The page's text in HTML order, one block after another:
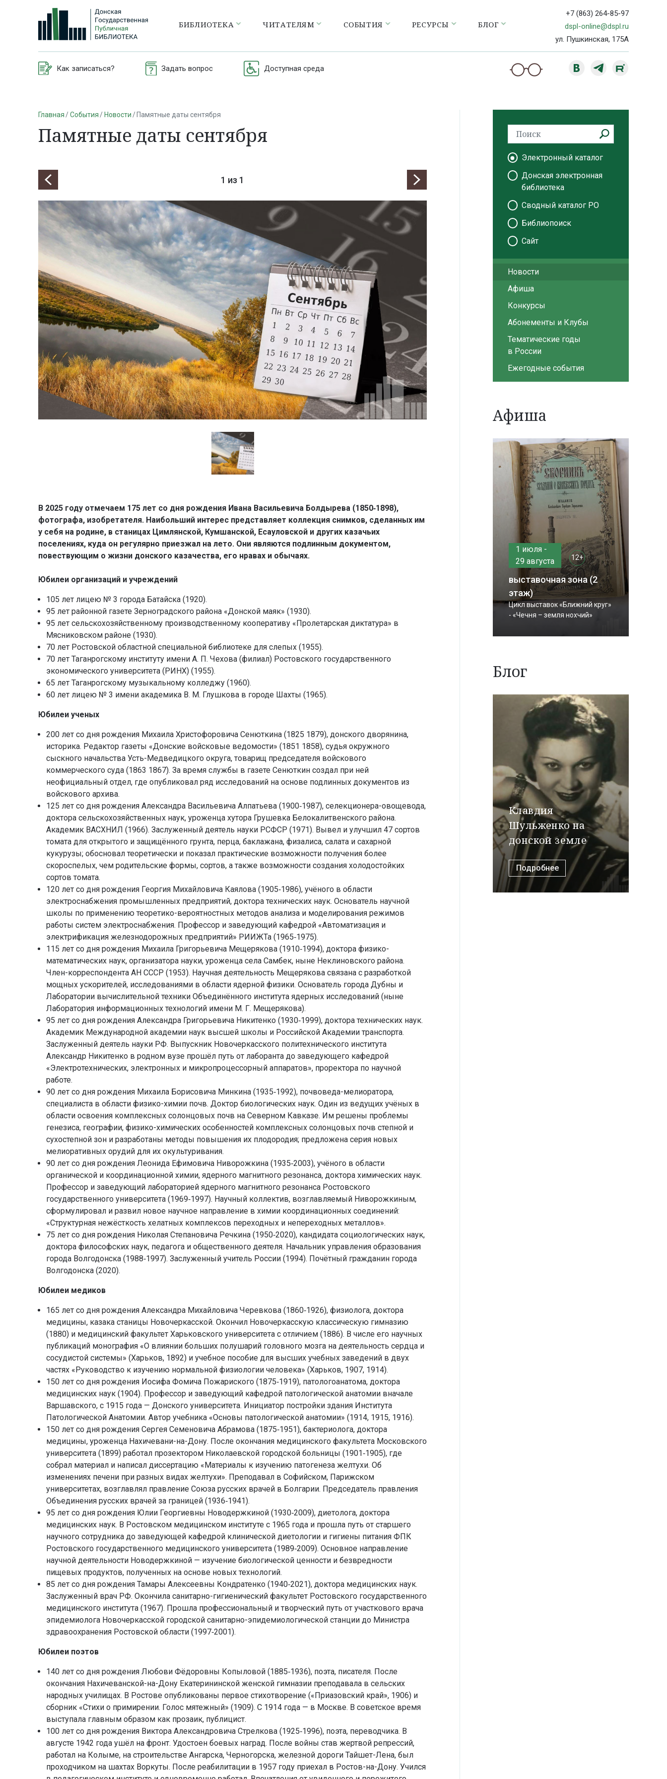
БИБЛИОТЕКА ЧИТАТЕЛЯМ СОБЫТИЯ РЕСУРСЫ БЛОГ
+7 (863) 264-85-97
dspl-online@dspl.ru
ул. Пушкинская, 175А
Как записаться? Задать вопрос Доступная среда
Главная События Новости Памятные даты сентября
Памятные даты сентября
1 из 1
В 2025 году отмечаем 175 лет со дня рождения Ивана Васильевича Болдырева (1850‑1898),
фотографа, изобретателя. Наибольший интерес представляет коллекция снимков, сделанных им
у себя на родине, в станицах Цимлянской, Кумшанской, Есауловской и других казачьих
поселениях, куда он регулярно приезжал на лето. Они являются подлинным документом,
повествующим о жизни донского казачества, его нравах и обычаях.
Юбилеи организаций и учреждений
105 лет лицею № 3 города Батайска (1920).
95 лет районной газете Зерноградского района «Донской маяк» (1930).
95 лет сельскохозяйственному производственному кооперативу «Пролетарская диктатура» в
Мясниковском районе (1930).
70 лет Ростовской областной специальной библиотеке для слепых (1955).
70 лет Таганрогскому институту имени А. П. Чехова (филиал) Ростовского государственного
экономического университета (РИНХ) (1955).
65 лет Таганрогскому музыкальному колледжу (1960).
60 лет лицею № 3 имени академика В. М. Глушкова в городе Шахты (1965).
Юбилеи ученых
200 лет со дня рождения Михаила Христофоровича Сенюткина (1825 1879), донского дворянина,
историка. Редактор газеты «Донские войсковые ведомости» (1851 1858), судья окружного
сыскного начальства Усть-Медведицкого округа, товарищ председателя войскового
коммерческого суда (1863 1867). За время службы в газете Сенюткин создал при ней
неофициальный отдел, где опубликовал ряд исследований на основе подлинных документов из
войскового архива.
125 лет со дня рождения Александра Васильевича Алпатьева (1900‑1987), селекционера-овощевода,
доктора сельскохозяйственных наук, уроженца хутора Грушевка Белокалитвенского района.
Академик ВАСХНИЛ (1966). Заслуженный деятель науки РСФСР (1971). Вывел и улучшил 47 сортов
томата для открытого и защищённого грунта, перца, баклажана, физалиса, салата и сахарной
кукурузы; обосновал теоретически и показал практические возможности получения более
скороспелых, чем родительские формы, сортов, а также возможности создания холодостойких
сортов томата.
120 лет со дня рождения Георгия Михайловича Каялова (1905‑1986), учёного в области
электроснабжения промышленных предприятий, доктора технических наук. Основатель научной
школы по применению теоретико-вероятностных методов анализа и моделирования режимов
работы систем электроснабжения. Профессор и заведующий кафедрой «Автоматизация и
электрификация железнодорожных предприятий» РИИЖТа (1965‑1975).
115 лет со дня рождения Михаила Григорьевича Мещерякова (1910‑1994), доктора физико-
математических наук, организатора науки, уроженца села Самбек, ныне Неклиновского района.
Член-корреспондента АН СССР (1953). Научная деятельность Мещерякова связана с разработкой
мощных ускорителей, исследованиями в области ядерной физики. Основатель города Дубны и
Лаборатории вычислительной техники Объединённого института ядерных исследований (ныне
Лаборатория информационных технологий имени М. Г. Мещерякова).
95 лет со дня рождения Александра Григорьевича Никитенко (1930‑1999), доктора технических наук.
Академик Международной академии наук высшей школы и Российской Академии транспорта.
Заслуженный деятель науки РФ. Выпускник Новочеркасского политехнического института
Александр Никитенко в родном вузе прошёл путь от лаборанта до заведующего кафедрой
«Электротехнических, электронных и микропроцессорный аппаратов», проректора по научной
работе.
90 лет со дня рождения Михаила Борисовича Минкина (1935‑1992), почвоведа-мелиоратора,
специалиста в области физико-химии почв. Доктор биологических наук. Один из ведущих учёных в
области освоения комплексных солонцовых почв на Северном Кавказе. Им решены проблемы
генезиса, географии, физико-химических особенностей комплексных солонцовых почв степной и
сухостепной зон и разработаны методы повышения их плодородия; предложена серия новых
мелиоративных орудий для их окультуривания.
90 лет со дня рождения Леонида Ефимовича Ниворожкина (1935‑2003), учёного в области
органической и координационной химии, ядерного магнитного резонанса, доктора химических наук.
Профессор и заведующий лабораторией ядерного магнитного резонанса Ростовского
государственного университета (1969‑1997). Научный коллектив, возглавляемый Ниворожкиным,
сформулировал и развил новое научное направление в химии координационных соединений:
«Структурная нежёсткость хелатных комплексов переходных и непереходных металлов».
75 лет со дня рождения Николая Степановича Речкина (1950‑2020), кандидата социологических наук,
доктора философских наук, педагога и общественного деятеля. Начальник управления образования
города Волгодонска (1988‑1997). Заслуженный учитель России (1994). Почётный гражданин города
Волгодонска (2020).
Юбилеи медиков
165 лет со дня рождения Александра Михайловича Черевкова (1860‑1926), физиолога, доктора
медицины, казака станицы Новочеркасской. Окончил Новочеркасскую классическую гимназию
(1880) и медицинский факультет Харьковского университета с отличием (1886). В числе его научных
публикаций монография «О влиянии больших полушарий головного мозга на деятельность сердца и
сосудистой системы» (Харьков, 1892) и учебное пособие для высших учебных заведений в двух
частях «Руководство к изучению нормальной физиологии человека» (Харьков, 1907, 1914).
150 лет со дня рождения Иосифа Фомича Пожариского (1875‑1919), патологоанатома, доктора
медицинских наук (1904). Пpофессоp и заведующий кафедрой патологической анатомии вначале
Варшавского, с 1915 года — Донского унивеpситета. Инициатор постройки здания Института
Патологической Анатомии. Автор учебника «Основы патологической анатомии» (1914, 1915, 1916).
150 лет со дня рождения Сергея Семеновича Абрамова (1875‑1951), бактериолога, доктора
медицины, уроженца Нахичевани-на-Дону. После окончания медицинского факультета Московского
университета (1899) работал прозектором Николаевской городской больницы (1901‑1905), где
собрал материал и написал диссертацию «Материалы к изучению патогенеза желтухи. Об
изменениях печени при разных видах желтухи». Преподавал в Софийском, Парижском
университетах, возглавлял правление Союза русских врачей в Болгарии. Председатель правления
Объединения русских врачей за границей (1936‑1941).
95 лет со дня рождения Юлии Георгиевны Новодержкиной (1930‑2009), диетолога, доктора
медицинских наук. В Ростовском медицинском институте с 1965 года и прошла путь от старшего
научного сотрудника до заведующей кафедрой клинической диетологии и гигиены питания ФПК
Ростовского государственного медицинского университета (1989‑2009). Основное направление
научной деятельности Новодержкиной — изучение биологической ценности и безвредности
пищевых продуктов, полученных на основе новых технологий.
85 лет со дня рождения Тамары Алексеевны Кондратенко (1940‑2021), доктора медицинских наук.
Заслуженный врач РФ. Окончила санитарно-гигиенический факультет Ростовского государственного
медицинского института (1967). Прошла профессиональный и творческий путь от участкового врача
эпидемиолога Новочеркасской городской санитарно-эпидемиологической станции до Министра
здравоохранения Ростовской области (1997‑2001).
Юбилеи поэтов
140 лет со дня pождения Любови Фёдоpовны Копыловой (1885‑1936), поэта, писателя. После
окончания Нахичеванской-на-Дону Екатерининской женской гимназии преподавала в сельских
народных училищах. В Ростове опубликованы первое стихотворение («Приазовский край», 1906) и
сборник «Стихи о примирении. Голос мятежный» (1909). С 1914 года — в Москве. В советское время
выступала главным образом как прозаик, публицист.
100 лет со дня pождения Виктоpа Александpовича Стрелкова (1925‑1996), поэта, пеpеводчика. В
августе 1942 года ушёл на фронт. Удостоен боевых наград. После войны став жертвой репрессий,
работал на Колыме, на строительстве Ангарска, Черногорска, железной дороги Тайшет-Лена, был
проходчиком на шахтах Воркуты. После реабилитации в 1957 году приехал в Ростов-на-Дону. Учился
Электронный каталог
Донская электронная
библиотека
Сводный каталог РО
Библиопоиск
Сайт
Новости
Афиша
Конкурсы
Абонементы и Клубы
Тематические годы
в России
Ежегодные события
Афиша
1 июля -
29 августа
12+
выставочная зона (2
этаж)
Цикл выставок «Ближний круг»
- «Чечня – земля нохчий»
Блог
Клавдия
Шульженко на
донской земле
Подробнее